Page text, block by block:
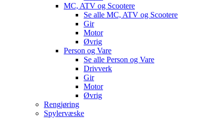
MC, ATV og Scootere
Se alle MC, ATV og Scootere
Gir
Motor
Øvrig
Person og Vare
Se alle Person og Vare
Drivverk
Gir
Motor
Øvrig
Rengjøring
Spylervæske